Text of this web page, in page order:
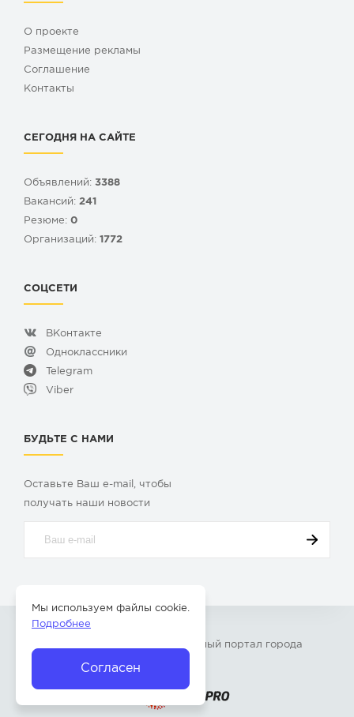
О проекте
Размещение рекламы
Cоглашение
Контакты
СЕГОДНЯ НА САЙТЕ
Объявлений: 3388
Вакансий: 241
Резюме: 0
Организаций: 1772
СОЦСЕТИ
ВКонтакте
Одноклассники
Telegram
Viber
БУДЬТЕ С НАМИ
Оставьте Ваш e-mail, чтобы
получать наши новости
» – Главный портал города
Бор Нижегородской области
Согласен
Мы используем файлы cookie.
Подробнее